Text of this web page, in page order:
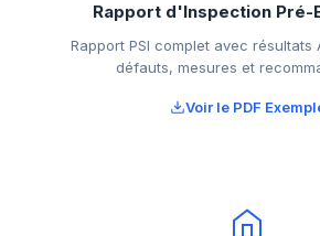
Rapport d'Inspection Pré-
Rapport PSI complet avec résultats
défauts, mesures et
Voir le PDF